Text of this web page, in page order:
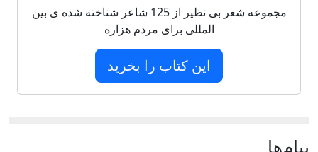
مجموعه شعر بی نظیر از 125 شاعر شناخته شده ی بین
المللی برای مردم هزاره
این کتاب را بخرید
پيام‌ها